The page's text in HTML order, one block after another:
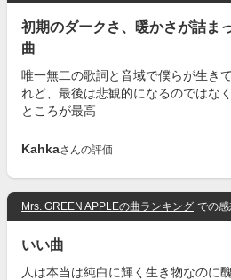
初期のダークさ、暖かさが詰ま
曲
唯一無二の歌詞と音域で僕らが生き
れど、最後は悲観的になるのではな
ところが最高
Kahkaさんの評価
Mrs. GREEN APPLEの曲ランキング での
いい曲
人は本当は純白に輝く生き物なのに